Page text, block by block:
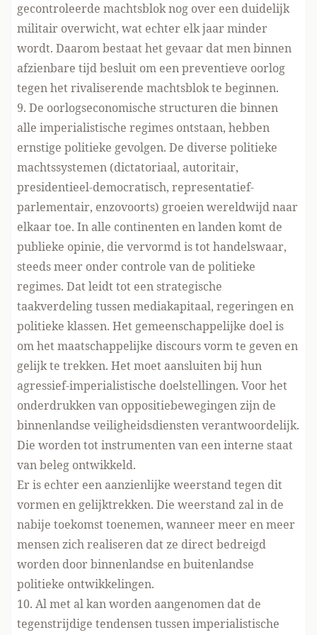
gecontroleerde machtsblok nog over een duidelijk
militair overwicht, wat echter elk jaar minder
wordt. Daarom bestaat het gevaar dat men binnen
afzienbare tijd besluit om een preventieve oorlog
tegen het rivaliserende machtsblok te beginnen.
9. De oorlogseconomische structuren die binnen
alle imperialistische regimes ontstaan, hebben
ernstige politieke gevolgen. De diverse politieke
machtssystemen (dictatoriaal, autoritair,
presidentieel-democratisch, representatief-
parlementair, enzovoorts) groeien wereldwijd naar
elkaar toe. In alle continenten en landen komt de
publieke opinie, die vervormd is tot handelswaar,
steeds meer onder controle van de politieke
regimes. Dat leidt tot een strategische
taakverdeling tussen mediakapitaal, regeringen en
politieke klassen. Het gemeenschappelijke doel is
om het maatschappelijke discours vorm te geven en
gelijk te trekken. Het moet aansluiten bij hun
agressief-imperialistische doelstellingen. Voor het
onderdrukken van oppositiebewegingen zijn de
binnenlandse veiligheidsdiensten verantwoordelijk.
Die worden tot instrumenten van een interne staat
van beleg ontwikkeld.
Er is echter een aanzienlijke weerstand tegen dit
vormen en gelijktrekken. Die weerstand zal in de
nabije toekomst toenemen, wanneer meer en meer
mensen zich realiseren dat ze direct bedreigd
worden door binnenlandse en buitenlandse
politieke ontwikkelingen.
10. Al met al kan worden aangenomen dat de
tegenstrijdige tendensen tussen imperialistische